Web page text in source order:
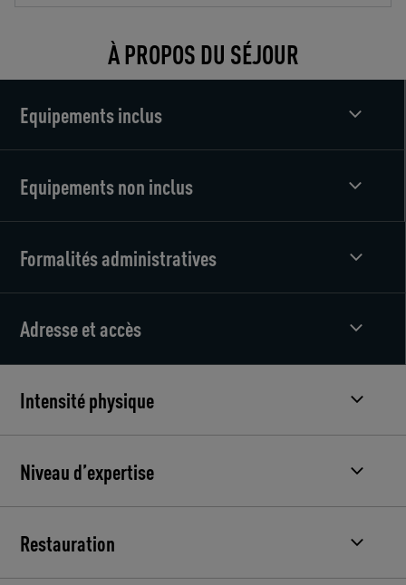
À PROPOS DU SÉJOUR
Equipements inclus
Equipements non inclus
Formalités administratives
Adresse et accès
Intensité physique
Niveau d’expertise
Restauration